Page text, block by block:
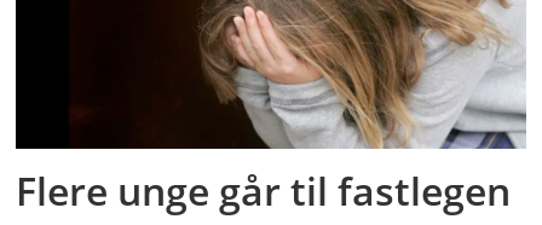
Flere unge går til fastlegen